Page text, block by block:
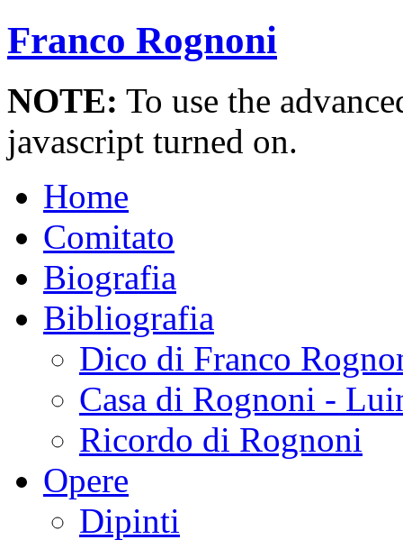
Franco Rognoni
NOTE: To use the
javascript turned on.
Home
Comitato
Biografia
Bibliografia
Dico di Franco
Casa di Rognoni -
Ricordo di Rognoni
Opere
Dipinti